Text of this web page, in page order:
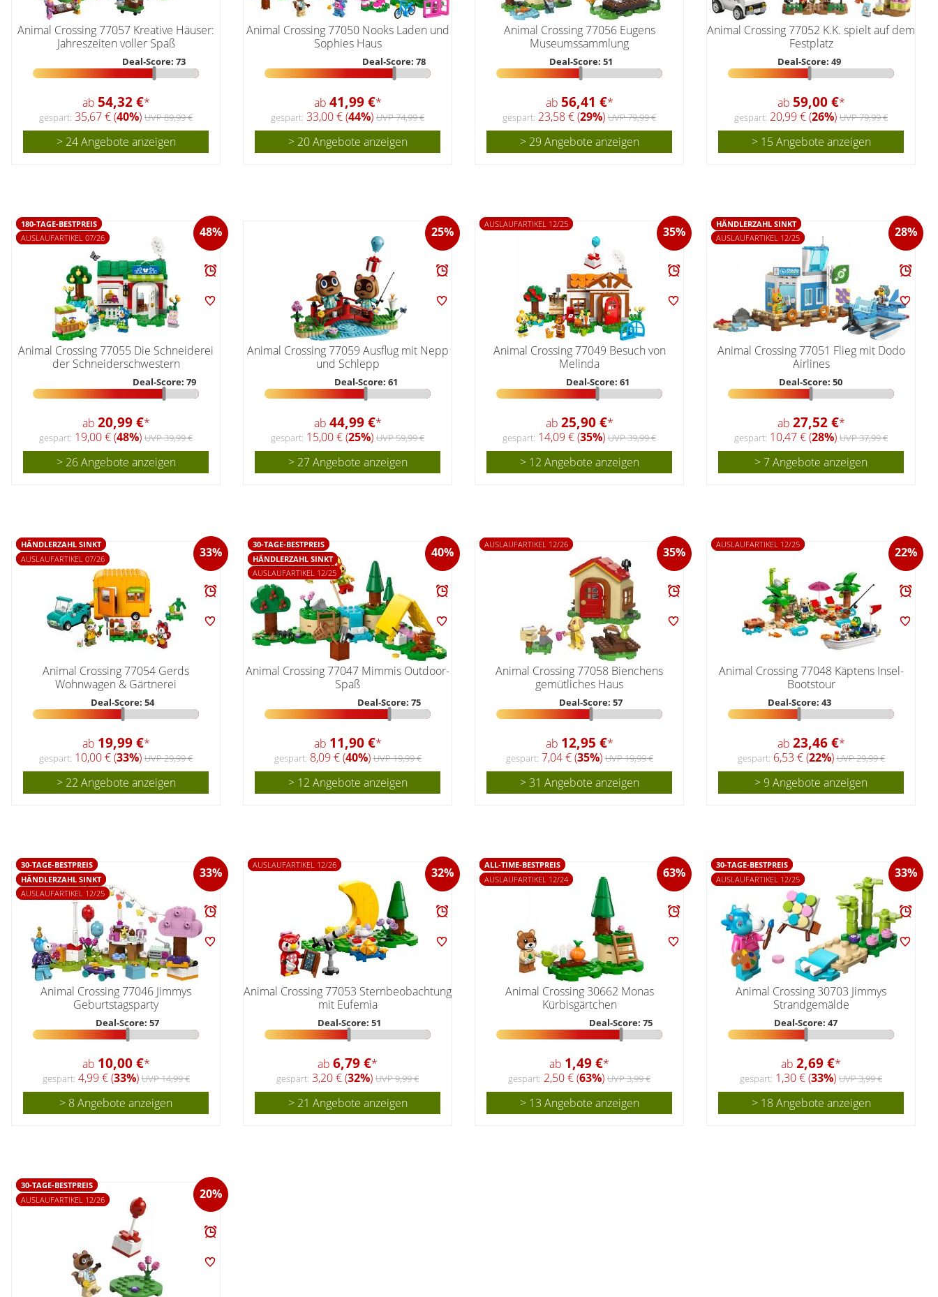
Animal Crossing 77057 Kreative Häuser:
Jahreszeiten voller Spaß
Deal-Score: 73
ab 54,32 €*
gespart: 35,67 € (40%) UVP 89,99 €
> 24 Angebote anzeigen
Animal Crossing 77050 Nooks Laden und
Sophies Haus
Deal-Score: 78
ab 41,99 €*
gespart: 33,00 € (44%) UVP 74,99 €
> 20 Angebote anzeigen
Animal Crossing 77056 Eugens
Museumssammlung
Deal-Score: 51
ab 56,41 €*
gespart: 23,58 € (29%) UVP 79,99 €
> 29 Angebote anzeigen
Animal Crossing 77052 K.K. spielt auf dem
Festplatz
Deal-Score: 49
ab 59,00 €*
gespart: 20,99 € (26%) UVP 79,99 €
> 15 Angebote anzeigen
48%
180-TAGE-BESTPREIS
AUSLAUFARTIKEL 07/26
Animal Crossing 77055 Die Schneiderei
der Schneiderschwestern
Deal-Score: 79
ab 20,99 €*
gespart: 19,00 € (48%) UVP 39,99 €
> 26 Angebote anzeigen
25%
Animal Crossing 77059 Ausflug mit Nepp
und Schlepp
Deal-Score: 61
ab 44,99 €*
gespart: 15,00 € (25%) UVP 59,99 €
> 27 Angebote anzeigen
35%
AUSLAUFARTIKEL 12/25
Animal Crossing 77049 Besuch von
Melinda
Deal-Score: 61
ab 25,90 €*
gespart: 14,09 € (35%) UVP 39,99 €
> 12 Angebote anzeigen
28%
HÄNDLERZAHL SINKT
AUSLAUFARTIKEL 12/25
Animal Crossing 77051 Flieg mit Dodo
Airlines
Deal-Score: 50
ab 27,52 €*
gespart: 10,47 € (28%) UVP 37,99 €
> 7 Angebote anzeigen
33%
HÄNDLERZAHL SINKT
AUSLAUFARTIKEL 07/26
Animal Crossing 77054 Gerds
Wohnwagen & Gärtnerei
Deal-Score: 54
ab 19,99 €*
gespart: 10,00 € (33%) UVP 29,99 €
> 22 Angebote anzeigen
40%
30-TAGE-BESTPREIS
HÄNDLERZAHL SINKT
AUSLAUFARTIKEL 12/25
Animal Crossing 77047 Mimmis Outdoor-
Spaß
Deal-Score: 75
ab 11,90 €*
gespart: 8,09 € (40%)UVP 19,99 €
> 12 Angebote anzeigen
35%
AUSLAUFARTIKEL 12/26
Animal Crossing 77058 Bienchens
gemütliches Haus
Deal-Score: 57
ab 12,95 €*
gespart: 7,04 € (35%)UVP 19,99 €
> 31 Angebote anzeigen
22%
AUSLAUFARTIKEL 12/25
Animal Crossing 77048 Käptens Insel-
Bootstour
Deal-Score: 43
ab 23,46 €*
gespart: 6,53 € (22%)UVP 29,99 €
> 9 Angebote anzeigen
33%
30-TAGE-BESTPREIS
HÄNDLERZAHL SINKT
AUSLAUFARTIKEL 12/25
Animal Crossing 77046 Jimmys
Geburtstagsparty
Deal-Score: 57
ab 10,00 €*
gespart: 4,99 € (33%)UVP 14,99 €
> 8 Angebote anzeigen
32%
AUSLAUFARTIKEL 12/26
Animal Crossing 77053 Sternbeobachtung
mit Eufemia
Deal-Score: 51
ab 6,79 €*
gespart: 3,20 € (32%) UVP 9,99 €
> 21 Angebote anzeigen
63%
ALL-TIME-BESTPREIS
AUSLAUFARTIKEL 12/24
Animal Crossing 30662 Monas
Kürbisgärtchen
Deal-Score: 75
ab 1,49 €*
gespart: 2,50 € (63%) UVP 3,99 €
> 13 Angebote anzeigen
33%
30-TAGE-BESTPREIS
AUSLAUFARTIKEL 12/25
Animal Crossing 30703 Jimmys
Strandgemälde
Deal-Score: 47
ab 2,69 €*
gespart: 1,30 € (33%) UVP 3,99 €
> 18 Angebote anzeigen
20%
30-TAGE-BESTPREIS
AUSLAUFARTIKEL 12/26